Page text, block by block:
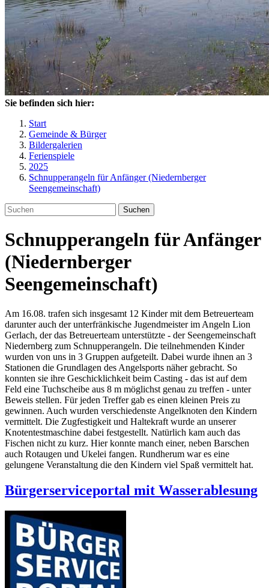
Sie befinden sich hier:
Start
Gemeinde & Bürger
Bildergalerien
Ferienspiele
2025
Schnupperangeln für Anfänger (Niedernberger
Seengemeinschaft)
Suchen
Schnupperangeln für Anfänger
(Niedernberger
Seengemeinschaft)
Am 16.08. trafen sich insgesamt 12 Kinder mit dem Betreuerteam
darunter auch der unterfränkische Jugendmeister im Angeln Lion
Gerlach, der das Betreuerteam unterstützte - der Seengemeinschaft
Niedernberg zum Schnupperangeln. Die teilnehmenden Kinder
wurden von uns in 3 Gruppen aufgeteilt. Dabei wurde ihnen an 3
Stationen die Grundlagen des Angelsports näher gebracht. So
konnten sie ihre Geschicklichkeit beim Casting - das ist auf dem
Feld eine Tuchscheibe aus 8 m möglichst genau zu treffen - unter
Beweis stellen. Für jeden Treffer gab es einen kleinen Preis zu
gewinnen. Auch wurden verschiedenste Angelknoten den Kindern
vermittelt. Die Zugfestigkeit und Haltekraft wurde an unserer
Knotentestmaschine dabei festgestellt. Natürlich kam auch das
Fischen nicht zu kurz. Hier konnte manch einer, neben Barschen
auch Rotaugen und Ukelei fangen. Rundherum war es eine
gelungene Veranstaltung die den Kindern viel Spaß vermittelt hat.
Bürgerserviceportal mit Wasserablesung